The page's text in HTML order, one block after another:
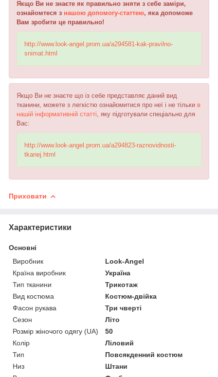
Якщо Ви не знаєте як правильно зняти з себе заміри,
ознайомтеся з нашою допомогу-статтею, яка допоможе
Вам зробити це правильно!
http://www.look-angel.prom.ua/a294581-kak-pravilno-
snimat.html
Якщо Ви не знаєте що із себе представляє даний вид
тканини, можете з легкістю ознайомитися про неї і не тільки в
нашій інформативній статті , яку підготували спеціально для
Вас:
http://www.look-angel.prom.ua/a294823-raznovidnosti-
tkanej.html
Приховати
Характеристики
Основні
Виробник
Look-Angel
Країна виробник
Україна
Тип тканини
Трикотаж
Вид костюма
Костюм-двійка
Фасон рукава
Три чверті
Сезон
Літо
Розмір жіночого одягу (UA)
50
Колір
Ліловий
Тип
Повсякденний костюм
Низ
Штани